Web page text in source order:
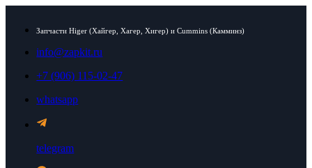
Запчасти Higer (Хайгер, Хагер, Хигер) и Cummins (Камминз)
info@zapkit.ru
+7 (906) 115-02-47
whatsapp
telegram